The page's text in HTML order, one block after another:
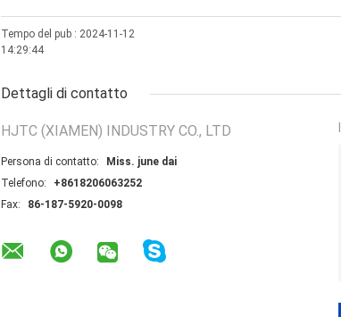
Tempo del pub : 2024-11-12
14:29:44
Dettagli di contatto
HJTC (XIAMEN) INDUSTRY CO., LTD
Persona di contatto:
Miss. june dai
Telefono:
+8618206063252
Fax:
86-187-5920-0098